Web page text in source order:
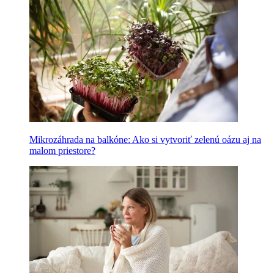
Mikrozáhrada na balkóne: Ako si vytvoriť zelenú oázu aj na
malom priestore?